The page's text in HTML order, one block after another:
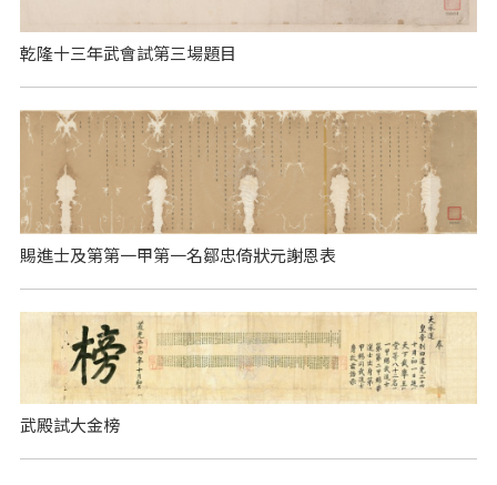
乾隆十三年武會試第三場題目
賜進士及第第一甲第一名鄒忠倚狀元謝恩表
武殿試大金榜